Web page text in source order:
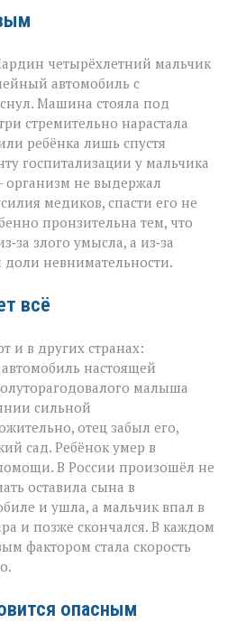
четырёхлетний мальчик
автомобиль с
Машина стояла под
стремительно нарастала
ребёнка лишь спустя
госпитализации у мальчика
организм не выдержал
медиков, спасти его не
пронзительна тем, что
злого умысла, а из‑за
доли невнимательности.
всё
и в других странах:
настоящей
малыша
сильной
отец забыл его,
сад. Ребёнок умер в
В России произошёл не
оставила сына в
и ушла, а мальчик впал в
и позже скончался. В каждом
фактором стала скорость
опасным